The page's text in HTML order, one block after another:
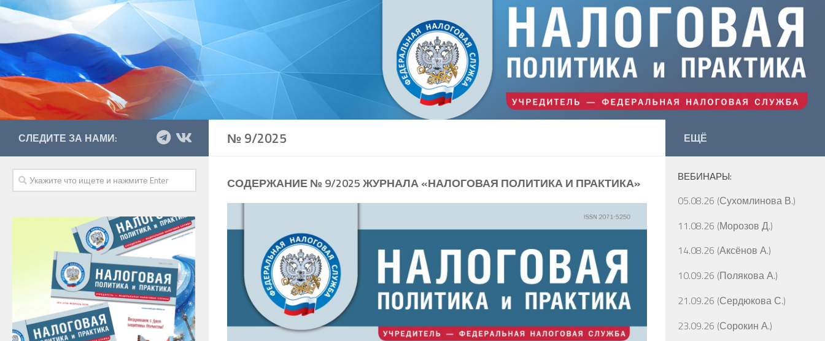
№ 9/2025
СОДЕРЖАНИЕ № 9/2025 ЖУРНАЛА «НАЛОГОВАЯ ПОЛИТИКА И ПРАКТИКА»
СЛЕДИТЕ ЗА НАМИ: ЕЩЁ
ВЕБИНАРЫ:
05.08.26 (Сухомлинова В.)
11.08.26 (Морозов Д.)
14.08.26 (Аксёнов А.)
10.09.26 (Полякова А.)
21.09.26 (Сердюкова С.)
23.09.26 (Сорокин А.)